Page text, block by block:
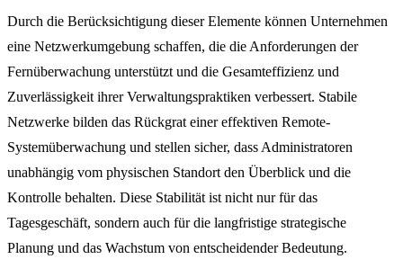
Durch die Berücksichtigung dieser Elemente können Unternehmen
eine Netzwerkumgebung schaffen, die die Anforderungen der
Fernüberwachung unterstützt und die Gesamteffizienz und
Zuverlässigkeit ihrer Verwaltungspraktiken verbessert. Stabile
Netzwerke bilden das Rückgrat einer effektiven Remote-
Systemüberwachung und stellen sicher, dass Administratoren
unabhängig vom physischen Standort den Überblick und die
Kontrolle behalten. Diese Stabilität ist nicht nur für das
Tagesgeschäft, sondern auch für die langfristige strategische
Planung und das Wachstum von entscheidender Bedeutung.